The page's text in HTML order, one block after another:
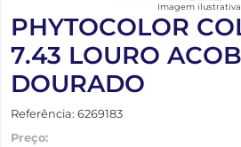
Imagem ilustrativa
PHYTOCOLOR
7.43 LOURO
DOURADO
Referência: 6269183
Preço: